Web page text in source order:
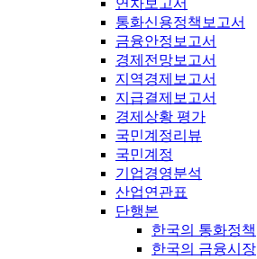
연차보고서
통화신용정책보고서
금융안정보고서
경제전망보고서
지역경제보고서
지급결제보고서
경제상황 평가
국민계정리뷰
국민계정
기업경영분석
산업연관표
단행본
한국의 통화정책
한국의 금융시장